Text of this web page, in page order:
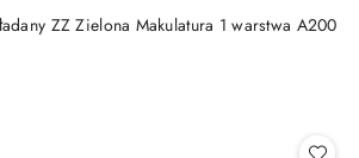
ZZ Zielona Makulatura 1 warstwa A200